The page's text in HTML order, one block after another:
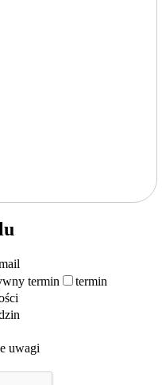
termin
termin
uwagi